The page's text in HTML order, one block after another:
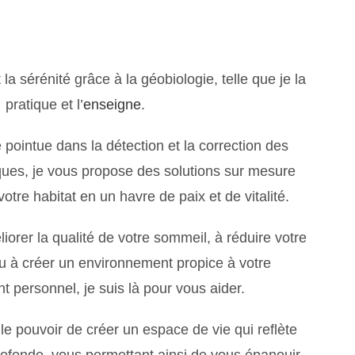
sérénité grâce à la géobiologie, telle que je la
pratique et l’enseigne.
dans la détection et la correction des
je vous propose des solutions sur mesure
habitat en un havre de paix et de vitalité.
la qualité de votre sommeil, à réduire votre
à créer un environnement propice à votre
personnel, je suis là pour vous aider.
pouvoir de créer un espace de vie qui reflète